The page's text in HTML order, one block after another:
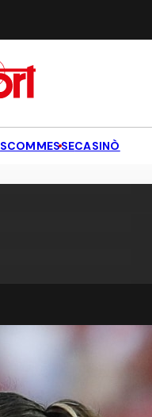
SCOMMESSECASINÒ